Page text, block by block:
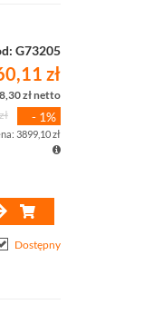
G73205
zł
zł netto
- 1%
3899,10 zł
Dostępny